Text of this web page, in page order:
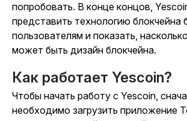
попробовать. В конце концов,
представить технологию блокчейна
пользователям и показать,
может быть дизайн блокчейна.
Как работает Yescoin?
Чтобы начать работу с Yescoin,
необходимо загрузить приложение